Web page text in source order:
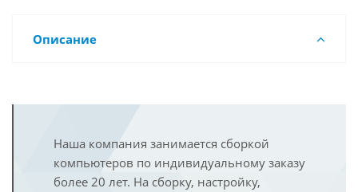
Описание
Наша компания занимается сборкой
компьютеров по индивидуальному заказу
более 20 лет. На сборку, настройку,